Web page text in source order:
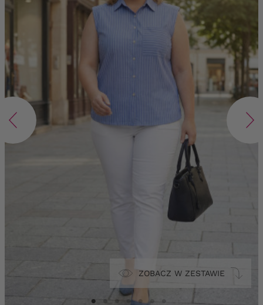
ZOBACZ W ZESTAWIE